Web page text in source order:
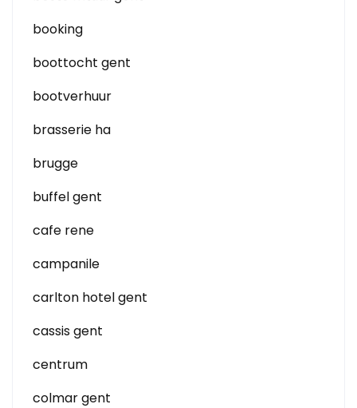
booking
boottocht gent
bootverhuur
brasserie ha
brugge
buffel gent
cafe rene
campanile
carlton hotel gent
cassis gent
centrum
colmar gent